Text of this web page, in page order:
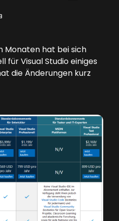
Monaten hat bei sich
für Visual Studio einiges
die Änderungen kurz